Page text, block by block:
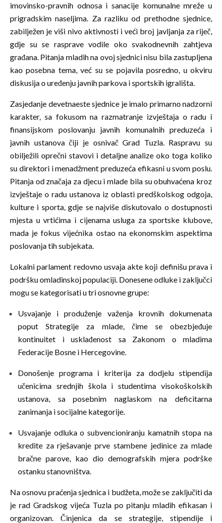
imovinsko-pravnih odnosa i sanacije komunalne mreže u
prigradskim naseljima. Za razliku od prethodne sjednice,
zabilježen je viši nivo aktivnosti i veći broj javljanja za riječ,
gdje su se rasprave vodile oko svakodnevnih zahtjeva
građana. Pitanja mladih na ovoj sjednici nisu bila zastupljena
kao posebna tema, već su se pojavila posredno, u okviru
diskusija o uređenju javnih parkova i sportskih igrališta.
Zasjedanje devetnaeste sjednice je imalo primarno nadzorni
karakter, sa fokusom na razmatranje izvještaja o radu i
finansijskom poslovanju javnih komunalnih preduzeća i
javnih ustanova čiji je osnivač Grad Tuzla. Raspravu su
obilježili oprečni stavovi i detaljne analize oko toga koliko
su direktori i menadžment preduzeća efikasni u svom poslu.
Pitanja od značaja za djecu i mlade bila su obuhvaćena kroz
izvještaje o radu ustanova iz oblasti predškolskog odgoja,
kulture i sporta, gdje se najviše diskutovalo o dostupnosti
mjesta u vrtićima i cijenama usluga za sportske klubove,
mada je fokus vijećnika ostao na ekonomskim aspektima
poslovanja tih subjekata.
Lokalni parlament redovno usvaja akte koji definišu prava i
podršku omladinskoj populaciji. Donesene odluke i zaključci
mogu se kategorisati u tri osnovne grupe:
Usvajanje i produženje važenja krovnih dokumenata
poput Strategije za mlade, čime se obezbjeđuje
kontinuitet i usklađenost sa Zakonom o mladima
Federacije Bosne i Hercegovine.
Donošenje programa i kriterija za dodjelu stipendija
učenicima srednjih škola i studentima visokoškolskih
ustanova, sa posebnim naglaskom na deficitarna
zanimanja i socijalne kategorije.
Usvajanje odluka o subvencioniranju kamatnih stopa na
kredite za rješavanje prve stambene jedinice za mlade
bračne parove, kao dio demografskih mjera podrške
ostanku stanovništva.
Na osnovu praćenja sjednica i budžeta, može se zaključiti da
je rad Gradskog vijeća Tuzla po pitanju mladih efikasan i
organizovan. Činjenica da se strategije, stipendije i